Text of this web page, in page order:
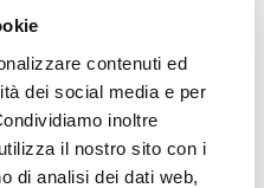
contenuti ed
dei social media e per
inoltre
il nostro sito con i
di analisi dei dati web,